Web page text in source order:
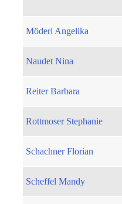
Möderl Angelika
Naudet Nina
Reiter Barbara
Rottmoser Stephanie
Schachner Florian
Scheffel Mandy